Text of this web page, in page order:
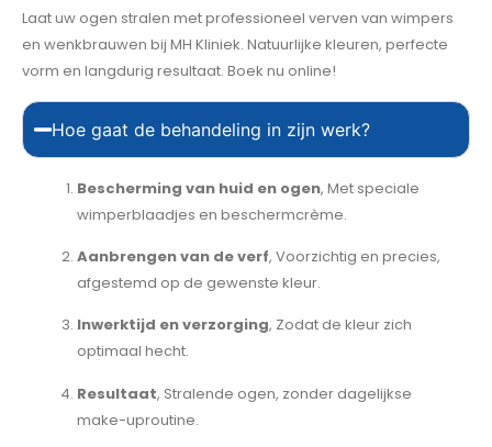
Laat uw ogen stralen met professioneel verven van wimpers
en wenkbrauwen bij MH Kliniek. Natuurlijke kleuren, perfecte
vorm en langdurig resultaat. Boek nu online!
Hoe gaat de behandeling in zijn werk?
Bescherming van huid en ogen, Met speciale
wimperblaadjes en beschermcrème.
Aanbrengen van de verf, Voorzichtig en precies,
afgestemd op de gewenste kleur.
Inwerktijd en verzorging, Zodat de kleur zich
optimaal hecht.
Resultaat, Stralende ogen, zonder dagelijkse
make-uproutine.